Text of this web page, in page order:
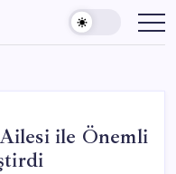
ile Önemli